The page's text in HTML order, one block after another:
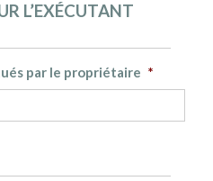
L’EXÉCUTANT
par le propriétaire *